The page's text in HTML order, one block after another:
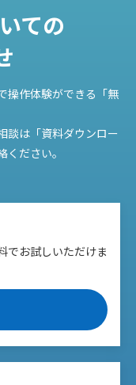
ての
操作体験ができる「無
談は「資料ダウンロー
ださい。
でお試しいただけま